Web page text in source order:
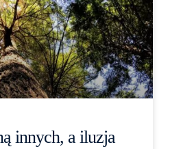
innych, a iluzja